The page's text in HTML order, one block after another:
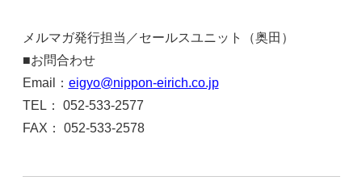
メルマガ発行担当／セールスユニット（奥田）
■お問合わせ
Email： eigyo@nippon-eirich.co.jp
TEL： 052-533-2577
FAX： 052-533-2578